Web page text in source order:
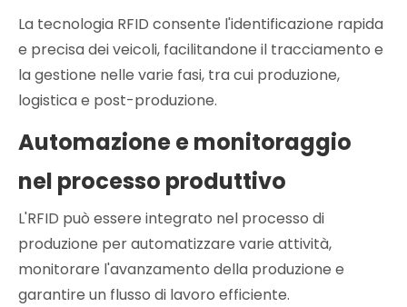
La tecnologia RFID consente l'identificazione rapida
e precisa dei veicoli, facilitandone il tracciamento e
la gestione nelle varie fasi, tra cui produzione,
logistica e post-produzione.
Automazione e monitoraggio
nel processo produttivo
L'RFID può essere integrato nel processo di
produzione per automatizzare varie attività,
monitorare l'avanzamento della produzione e
garantire un flusso di lavoro efficiente.